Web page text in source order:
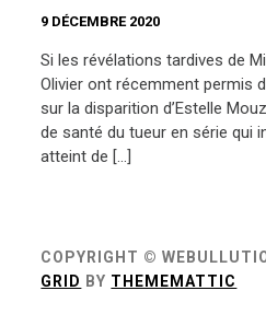
9 DÉCEMBRE 2020
Si les révélations tardives de
Olivier ont récemment permis
sur la disparition d’Estelle
de santé du tueur en série qui
atteint de […]
COPYRIGHT ©
GRID BY THEMEMATTIC